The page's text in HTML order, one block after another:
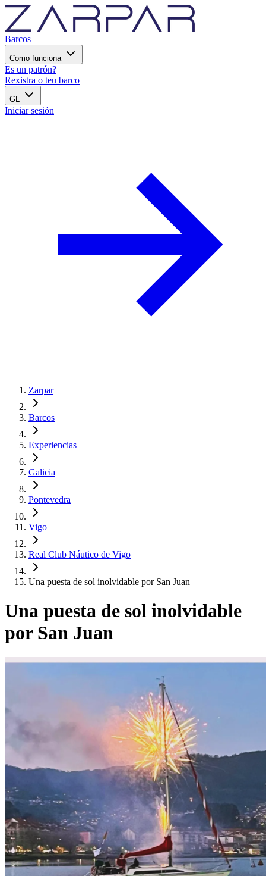
Barcos
Como funciona
Es un patrón?
Rexistra o teu barco
GL
Iniciar sesión
Zarpar
Barcos
Experiencias
Galicia
Pontevedra
Vigo
Real Club Náutico de Vigo
Una puesta de sol inolvidable por San Juan
Una puesta de sol inolvidable
por San Juan